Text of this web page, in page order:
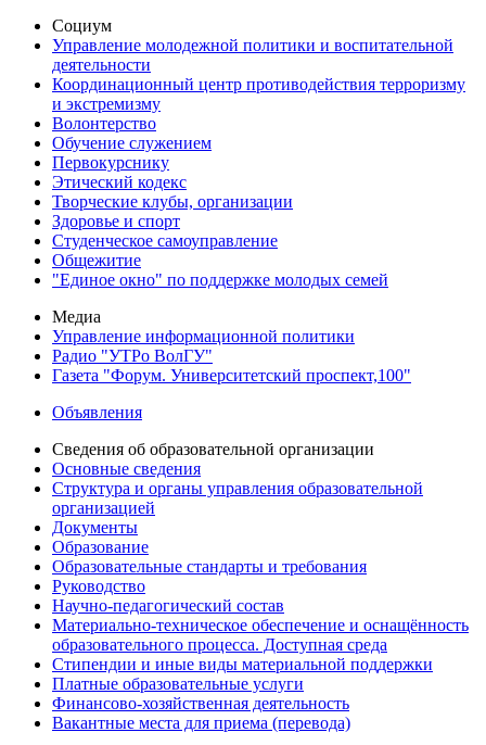
Социум
Управление молодежной политики и воспитательной
деятельности
Координационный центр противодействия терроризму
и экстремизму
Волонтерство
Обучение служением
Первокурснику
Этический кодекс
Творческие клубы, организации
Здоровье и спорт
Студенческое самоуправление
Общежитие
"Единое окно" по поддержке молодых семей
Медиа
Управление информационной политики
Радио "УТРо ВолГУ"
Газета "Форум. Университетский проспект,100"
Объявления
Сведения об образовательной организации
Основные сведения
Структура и органы управления образовательной
организацией
Документы
Образование
Образовательные стандарты и требования
Руководство
Научно-педагогический состав
Материально-техническое обеспечение и оснащённость
образовательного процесса. Доступная среда
Стипендии и иные виды материальной поддержки
Платные образовательные услуги
Финансово-хозяйственная деятельность
Вакантные места для приема (перевода)